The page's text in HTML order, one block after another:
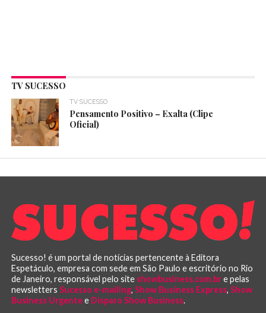
TV SUCESSO
TV SUCESSO
Pensamento Positivo – Exalta (Clipe
Oficial)
Sucesso! é um portal de notícias pertencente à Editora
Espetáculo, empresa com sede em São Paulo e escritório no Rio
de Janeiro, responsável pelo site showbusiness.com.bre pelas
newsletters Sucesso e-mailing, Show Business Express, Show
Business Urgentee Disparo Show Business.